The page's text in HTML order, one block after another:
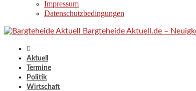
Impressum
Datenschutzbedingungen
Bargteheide Aktuell.de –
Aktuell
Termine
Politik
Wirtschaft